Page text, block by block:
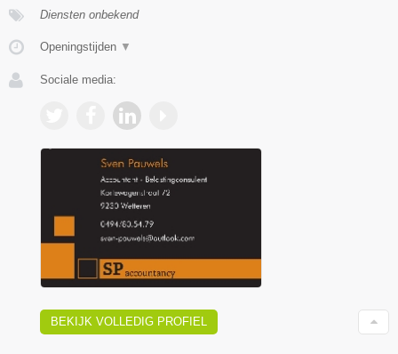
Diensten onbekend
Openingstijden ▼
Sociale media:
BEKIJK VOLLEDIG PROFIEL